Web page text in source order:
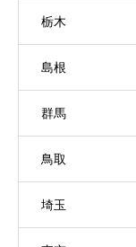
栃木
島根
群馬
鳥取
埼玉